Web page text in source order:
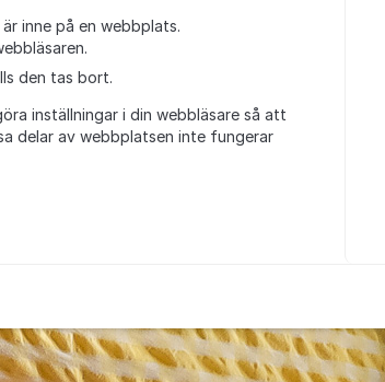
inne på en webbplats.
den tas bort.
inställningar i din webbläsare så att
delar av webbplatsen inte fungerar